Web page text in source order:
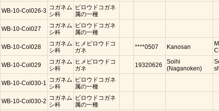
WB-10-Col026-3 コガネム
シ科
ビロウドコガネ
属の一種
WB-10-Col027
コガネム
シ科
ビロウドコガネ
属の一種
WB-10-Col028
コガネム
シ科
ヒメビロウドコ
ガネ
****0507 Kanosan
WB-10-Col029
コガネム
シ科
ヒメビロウドコ
ガネ
19320626
Soihi
(Naganoken)
WB-10-Col030-1 コガネム
シ科
ビロウドコガネ
属の一種
WB-10-Col030-2 コガネム
シ科
ビロウドコガネ
属の一種